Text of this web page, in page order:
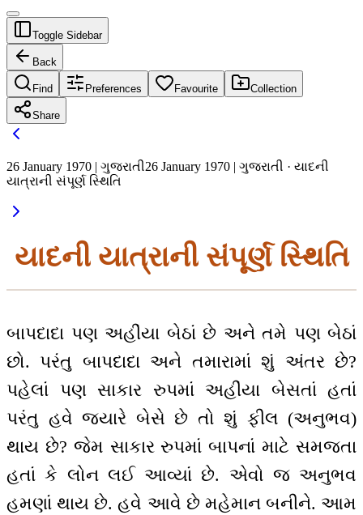
Toggle Sidebar
Back
Find Preferences Favourite Collection
Share
26 January 1970 | ગુજરાતી26 January 1970 | ગુજરાતી · યાદની
યાત્રાની સંપૂર્ણ સ્થિતિ
યાદની યાત્રાની સંપૂર્ણ સ્થિતિ
બાપદાદા પણ અહીંયા બેઠાં છે અને તમે પણ બેઠાં
છો. પરંતુ બાપદાદા અને તમારામાં શું અંતર છે?
પહેલાં પણ સાકાર રુપમાં અહીંયા બેસતાં હતાં
પરંતુ હવે જ્યારે બેસે છે તો શું ફીલ (અનુભવ)
થાય છે? જેમ સાકાર રુપમાં બાપનાં માટે સમજતા
હતાં કે લોન લઈ આવ્યાં છે. એવો જ અનુભવ
હમણાં થાય છે. હવે આવે છે મહેમાન બનીને. આમ